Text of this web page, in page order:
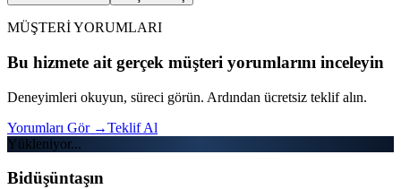
MÜŞTERİ YORUMLARI
Bu hizmete ait gerçek müşteri yorumlarını inceleyin
Deneyimleri okuyun, süreci görün. Ardından ücretsiz teklif alın.
Yorumları Gör →Teklif Al
Yükleniyor...
Bidüşüntaşın